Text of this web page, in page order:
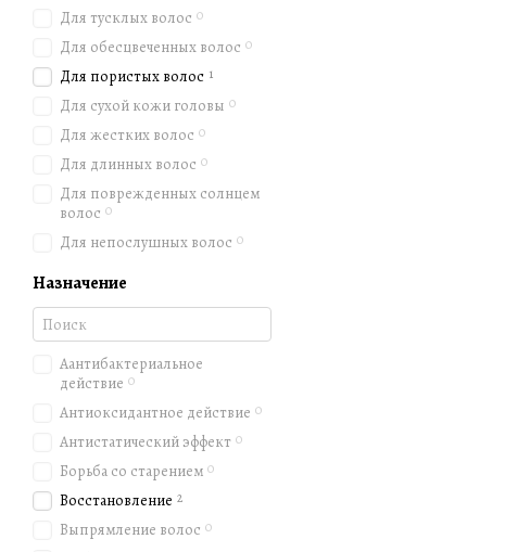
Для тусклых волос 0
Для обесцвеченных волос 0
Для пористых волос 1
Для сухой кожи головы 0
Для жестких волос 0
Для длинных волос 0
Для поврежденных солнцем
волос 0
Для непослушных волос 0
Назначение
Аантибактериальное
действие 0
Антиоксидантное действие 0
Антистатический эффект 0
Борьба со старением 0
Восстановление 2
Выпрямление волос 0